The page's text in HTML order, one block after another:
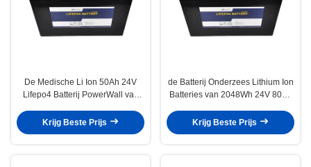
De Medische Li Ion 50Ah 24V
Lifepo4 Batterij PowerWall van
Krijg Beste Prijs
de Batterij Onderzees Lithium Ion
Batteries van 2048Wh 24V 80Ah
Krijg Beste Prijs